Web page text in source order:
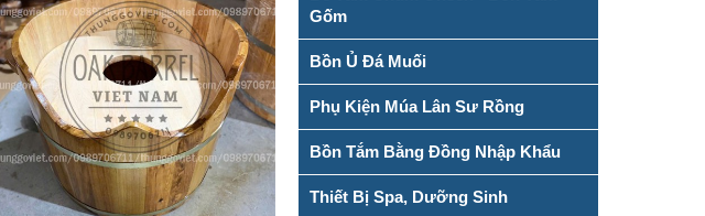
Gốm
Bồn Ủ Đá Muối
Phụ Kiện Múa Lân Sư Rồng
Bồn Tắm Bằng Đồng Nhập Khẩu
Thiết Bị Spa, Dưỡng Sinh